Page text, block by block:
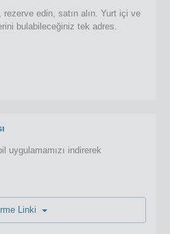
edin, satın alın. Yurt içi ve
bulabileceğiniz tek adres.
uygulamamızı indirerek